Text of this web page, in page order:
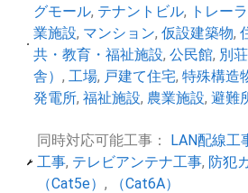
グモール, テナントビル, トレー
業施設, マンション,仮設建築物,
共・教育・福祉施設,公民館, 別荘
舎）,工場, 戸建て住宅,特殊構造
発電所,福祉施設, 農業施設,避難
同時対応可能工事： LAN配線工
工事, テレビアンテナ工事, 防犯
（Cat5e）, （Cat6A）